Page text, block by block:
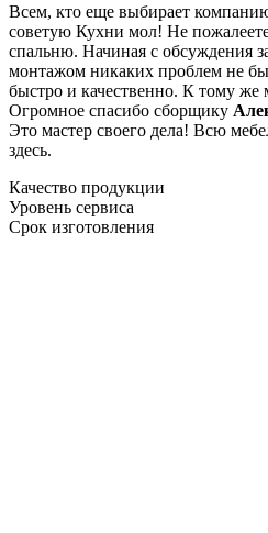
Всем, кто еще выбирает
советую Кухни мол! Не
спальню. Начиная с обсуждения
монтажом никаких проблем не
быстро и качественно. К тому же
Огромное спасибо сборщику
Это мастер своего дела! Всю
здесь.
Качество продукции
Уровень сервиса
Срок изготовления